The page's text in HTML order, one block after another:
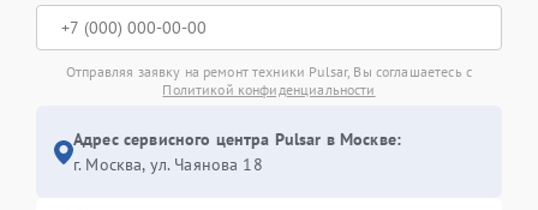
Отправляя заявку на ремонт техники Pulsar, Вы соглашаетесь с
Политикой конфиденциальности
Адрес сервисного центра Pulsar в Москве:
г. Москва, ул. Чаянова 18